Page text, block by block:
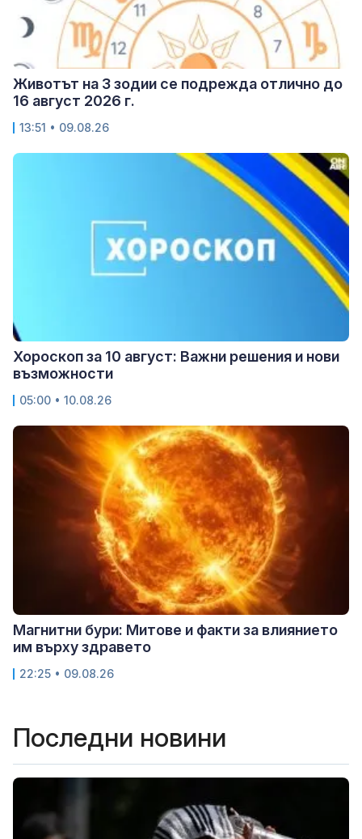
Животът на 3 зодии се подрежда отлично до
16 август 2026 г.
13:51 • 09.08.26
Хороскоп за 10 август: Важни решения и нови
възможности
05:00 • 10.08.26
Магнитни бури: Митове и факти за влиянието
им върху здравето
22:25 • 09.08.26
Последни новини